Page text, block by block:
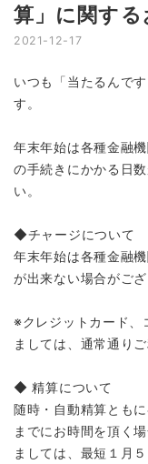
算」に関する
2021-12-17
いつも「当たるんで
す。
年末年始は各種金融
の手続きにかかる日
い。
◆チャージについて
年末年始は各種金融
が出来ない場合がござ
※クレジットカード、
ましては、通常通り
◆ 精算について
随時・自動精算とも
までにお時間を頂く
ましては、最短１月